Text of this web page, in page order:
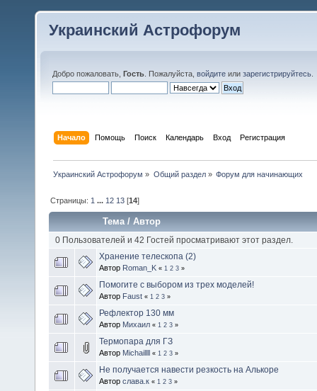
Украинский Астрофорум
Добро пожаловать, Гость . Пожалуйста, войдите или зарегистрируйтесь
Начало Помощь Поиск Календарь Вход Регистрация
Украинский Астрофорум » Общий раздел» Форум для начинающих
Страницы: 1 ... 12 13 [14]
Тема/Автор
0 Пользователей и 42 Гостей просматривают этот раздел.
Хранение телескопа (2)
Автор Roman_K « 1 2 3 »
Помогите с выбором из трех моделей!
Автор Faust « 1 2 3 »
Рефлектор 130 мм
Автор Михаил « 1 2 3 »
Термопара для ГЗ
Автор Michaillll « 1 2 3 »
Не получается навести резкость на Алькоре
Автор слава.к « 1 2 3 »